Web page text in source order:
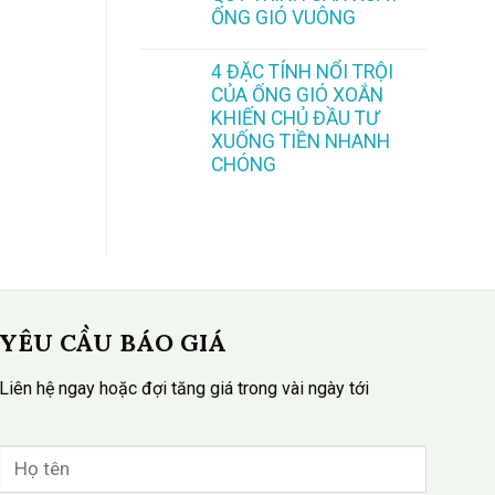
ỐNG GIÓ VUÔNG
4 ĐẶC TÍNH NỔI TRỘI
CỦA ỐNG GIÓ XOẮN
KHIẾN CHỦ ĐẦU TƯ
XUỐNG TIỀN NHANH
CHÓNG
YÊU CẦU BÁO GIÁ
Liên hệ ngay hoặc đợi tăng giá trong vài ngày tới